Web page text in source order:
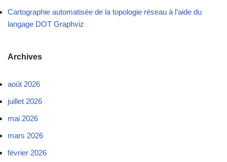
Cartographie automatisée de la topologie réseau à l’aide du
langage DOT Graphviz
Archives
août 2026
juillet 2026
mai 2026
mars 2026
février 2026